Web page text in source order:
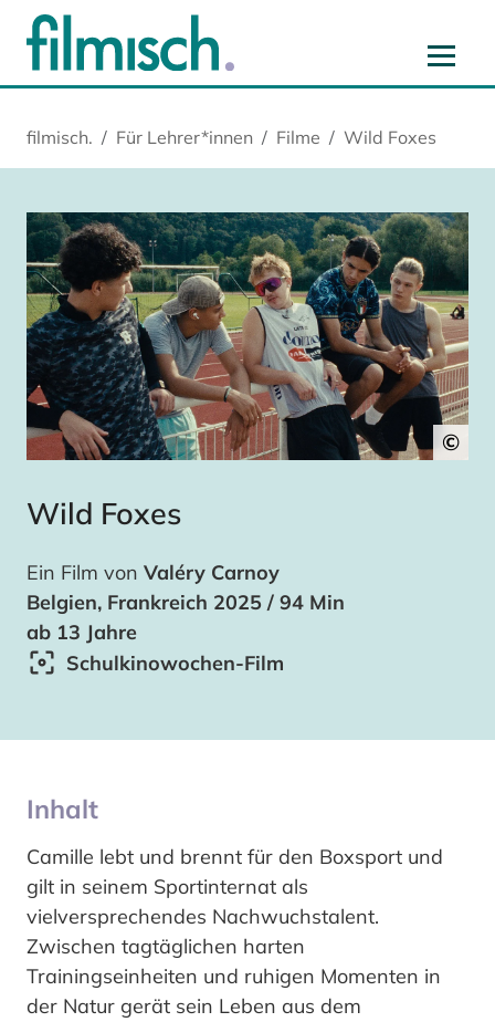
Hauptinhalt springen
Hauptnavigation springen
Cookie-Einstellungen springen
Startseite springen
filmisch. Für Lehrer*innen Filme Wild Foxes
©
Wild Foxes
Ein Film von Valéry Carnoy
Belgien, Frankreich 2025 / 94 Min
ab 13 Jahre
Schulkinowochen-Film
Inhalt
Camille lebt und brennt für den Boxsport und
gilt in seinem Sportinternat als
vielversprechendes Nachwuchstalent.
Zwischen tagtäglichen harten
Trainingseinheiten und ruhigen Momenten in
der Natur gerät sein Leben aus dem